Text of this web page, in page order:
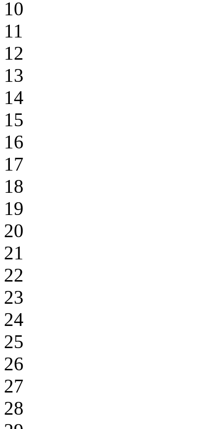
10
11
12
13
14
15
16
17
18
19
20
21
22
23
24
25
26
27
28